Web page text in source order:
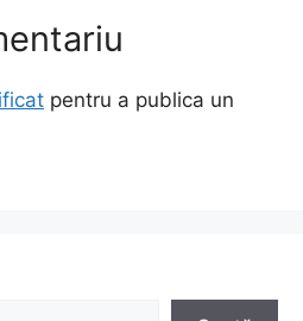
pentru a publica un